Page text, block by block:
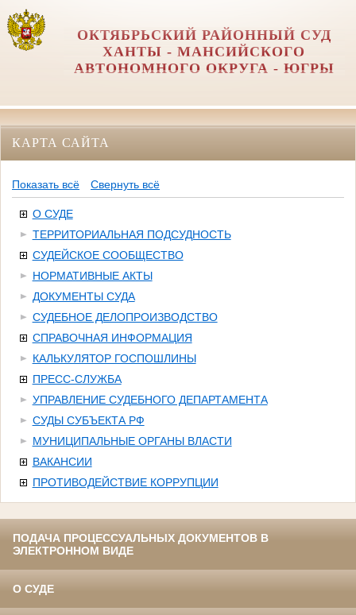
ОКТЯБРЬСКИЙ РАЙОННЫЙ СУД
ХАНТЫ - МАНСИЙСКОГО
АВТОНОМНОГО ОКРУГА - ЮГРЫ
КАРТА САЙТА
Показать всё Свернуть всё
О СУДЕ
ТЕРРИТОРИАЛЬНАЯ ПОДСУДНОСТЬ
СУДЕЙСКОЕ СООБЩЕСТВО
НОРМАТИВНЫЕ АКТЫ
ДОКУМЕНТЫ СУДА
СУДЕБНОЕ ДЕЛОПРОИЗВОДСТВО
СПРАВОЧНАЯ ИНФОРМАЦИЯ
КАЛЬКУЛЯТОР ГОСПОШЛИНЫ
ПРЕСС-СЛУЖБА
УПРАВЛЕНИЕ СУДЕБНОГО ДЕПАРТАМЕНТА
СУДЫ СУБЪЕКТА РФ
МУНИЦИПАЛЬНЫЕ ОРГАНЫ ВЛАСТИ
ВАКАНСИИ
ПРОТИВОДЕЙСТВИЕ КОРРУПЦИИ
ПОДАЧА ПРОЦЕССУАЛЬНЫХ ДОКУМЕНТОВ В
ЭЛЕКТРОННОМ ВИДЕ
О СУДЕ